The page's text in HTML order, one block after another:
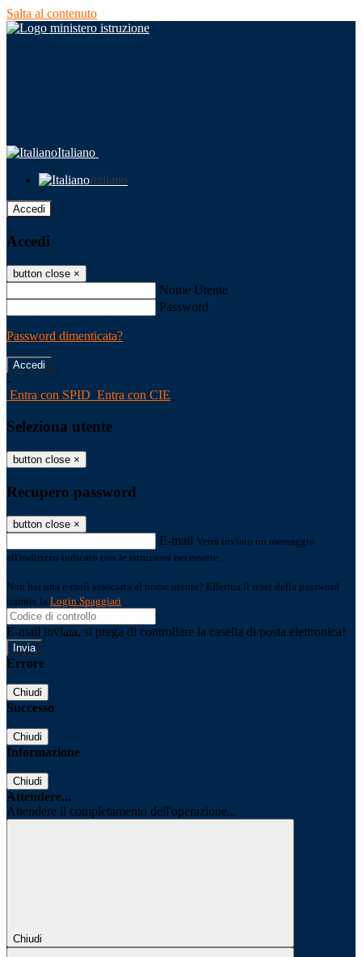
Salta al contenuto
Italiano
Italiano
Accedi
Accedi
button close ×
Nome Utente
Password
Password dimenticata?
-
Entra con SPID Entra con CIE
Seleziona utente
button close ×
Recupero password
button close ×
E-mail Verrà inviato un messaggio
all'indirizzo indicato con le istruzioni necessarie.
Non hai una e-mail associata al nome utente? Effettua il reset della password
tramite la Login Spaggiari
E-mail inviata, si prega di controllare la casella di posta elettronica!
Errore
Chiudi
Successo
Chiudi
Informazione
Chiudi
Attendere...
Attendere il completamento dell'operazione...
Chiudi